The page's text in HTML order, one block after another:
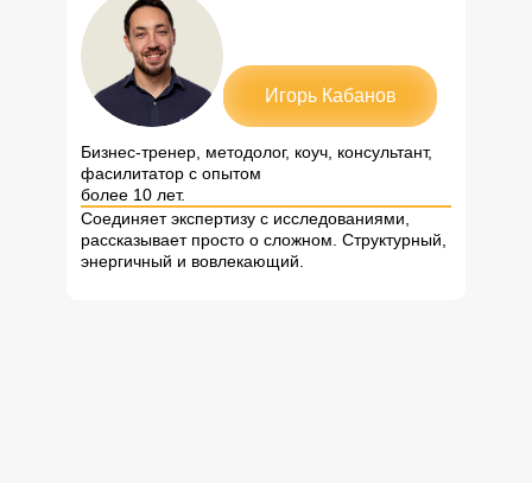
Игорь Кабанов
Бизнес-тренер, методолог, коуч, консультант,
фасилитатор с опытом
более 10 лет.
Соединяет экспертизу с исследованиями,
рассказывает просто о сложном. Структурный,
энергичный и вовлекающий.